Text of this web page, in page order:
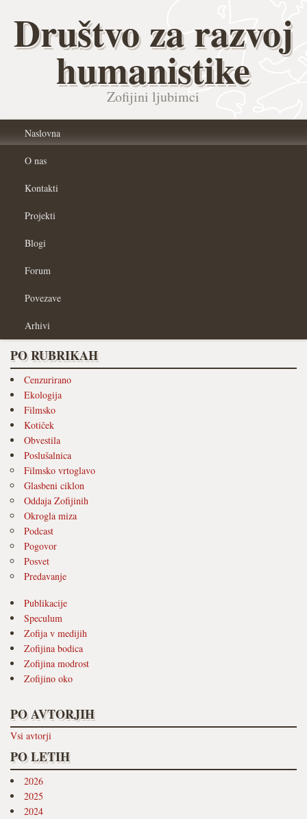
Društvo za razvoj
humanistike
Zofijini ljubimci
Naslovna
O nas
Kontakti
Projekti
Blogi
Forum
Povezave
Arhivi
PO RUBRIKAH
Cenzurirano
Ekologija
Filmsko
Kotiček
Obvestila
Poslušalnica
Filmsko vrtoglavo
Glasbeni ciklon
Oddaja Zofijinih
Okrogla miza
Podcast
Pogovor
Posvet
Predavanje
Publikacije
Speculum
Zofija v medijih
Zofijina bodica
Zofijina modrost
Zofijino oko
PO AVTORJIH
Vsi avtorji
PO LETIH
2026
2025
2024